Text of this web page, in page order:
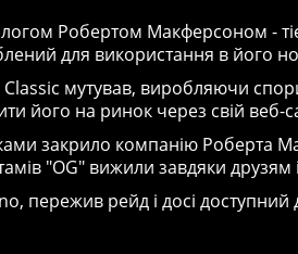
Робертом Макферсоном -
для використання в його
мутував, виробляючи
його на ринок через свій веб-
закрило компанію Роберта
"OG" вижили завдяки
пережив рейд і досі доступний